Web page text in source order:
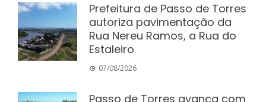
Prefeitura de Passo de Torres
autoriza pavimentação da
Rua Nereu Ramos, a Rua do
Estaleiro
07/08/2026
Passo de Torres avança com